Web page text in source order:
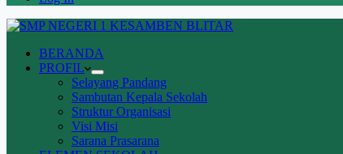
BERANDA
PROFIL
Selayang Pandang
Sambutan Kepala Sekolah
Struktur Organisasi
Visi Misi
Sarana Prasarana